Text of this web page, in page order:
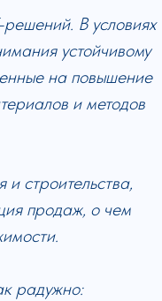
В условиях
устойчивому
на повышение
и методов
строительства,
продаж, о чем
радужно: